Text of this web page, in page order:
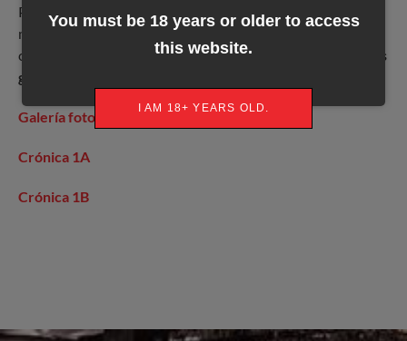
Por hoy nos despedimos, en un día memorable para el
mundo del poker, batiendo otro récord de participación y
consolidándose un año más como eltorneo Freezeout más
grande del mundo de los celebrados fuera de Vegas.
Galería fotográfica 1C
Crónica 1A
Crónica 1B
You must be 18 years or older to access
this website.
I AM 18+ YEARS OLD.